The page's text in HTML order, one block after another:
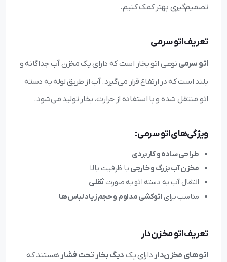
تصمیم‌گیری بهتر کمک کنیم.
تعریف اتو سرمی
اتو سرمی نوعی اتو بخار است که دارای یک مخزن آب جداگانه و
بلند است که در ارتفاع قرار می‌گیرد. آب از طریق لوله به دسته
اتو منتقل شده و با استفاده از حرارت، بخار تولید می‌شود.
ویژگی‌های اتو سرمی:
طراحی ساده و کاربردی
مخزن آب بزرگ و خارجی با ظرفیت بالا
انتقال آب به دسته اتو به صورت ثقلی
مناسب برای اتوکشی مداوم و حجم زیاد لباس‌ها
تعریف اتو مخزن‌دار
اتوهای مخزن‌دار دارای یک دیگ بخار تحت فشار هستند که